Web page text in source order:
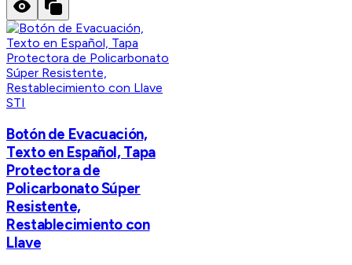
STI
Botón de Evacuación,
Texto en Español, Tapa
Protectora de
Policarbonato Súper
Resistente,
Restablecimiento con
Llave